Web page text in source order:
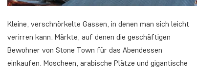
Kleine, verschnörkelte Gassen, in denen man sich leicht
verirren kann. Märkte, auf denen die geschäftigen
Bewohner von Stone Town für das Abendessen
einkaufen. Moscheen, arabische Plätze und gigantische